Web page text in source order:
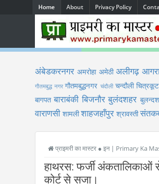
Home About Privacy Policy
अंबेडकरनगर अमरोहा अमेठी अलीगढ़
गौतमबुद्ध नगर गौतमबुद्धनगर चंदौली चन्दौली चित्रकूट
बागपत बाराबंकी बिजनौर बुलंदशहर
वाराणसी शामली शाहजहाँपुर श्रावस्ती
प्राइमरी का मास्टर ● इन | Primary
हाथरस: फर्जी अंकतालिकाओं से
कोर्ट से सजा।